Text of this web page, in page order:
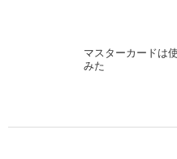
マスターカードは
みた